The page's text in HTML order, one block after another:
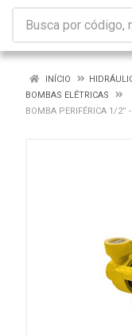
INÍCIO
BOMBAS ELÉTRICAS
BOMBA PERIFÉRICA 1/2”